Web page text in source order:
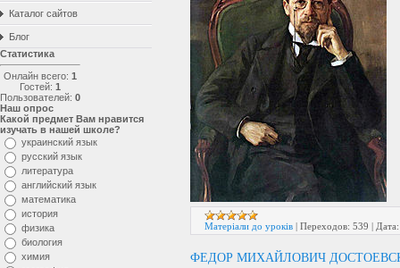
Каталог сайтов
Блог
Статистика
Онлайн всего: 1
Гостей: 1
Пользователей: 0
Наш опрос
Какой предмет Вам нравится
изучать в нашей школе?
украинский язык
русский язык
литература
английский язык
математика
история
физика
биология
химия
Матеріали до уроків Переходов: 539 Дата:
ФЕДОР МИХАЙЛОВИЧ